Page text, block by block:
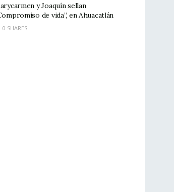
y Joaquín sellan
de vida”, en Ahuacatlán
0 SHARES